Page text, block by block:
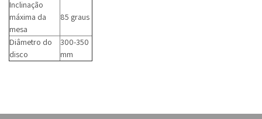
Inclinação
máxima da
mesa
85 graus
Diâmetro do
disco
300-350
mm